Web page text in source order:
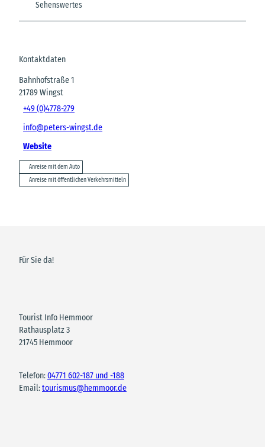
Sehenswertes
Kontaktdaten
Bahnhofstraße 1
21789Wingst
+49 (0)4778-279
info@peters-wingst.de
Website
Anreise mit dem Auto
Anreise mit öffentlichen Verkehrsmitteln
Für Sie da!
Tourist Info Hemmoor
Rathausplatz 3
21745 Hemmoor
Telefon:04771 602-187 und -188
Email:tourismus@hemmoor.de